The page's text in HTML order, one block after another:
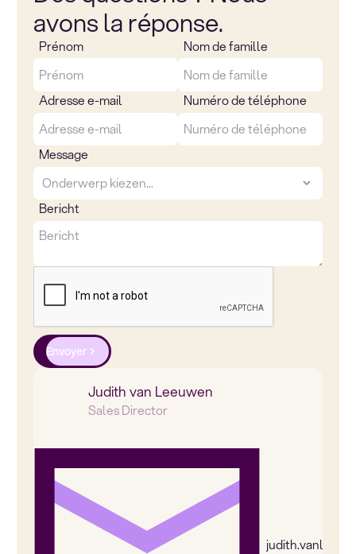
Judith van Leeuwen
Sales Director
avons la réponse.
Prénom Nom de famille
Adresse e-mail Numéro de téléphone
Message
Bericht
Envoyer